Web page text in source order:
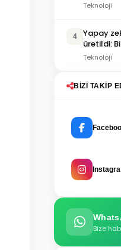
Teknoloji
4
Yapay
üretildi:
Teknoloji
BIZI TAKIP
Bize